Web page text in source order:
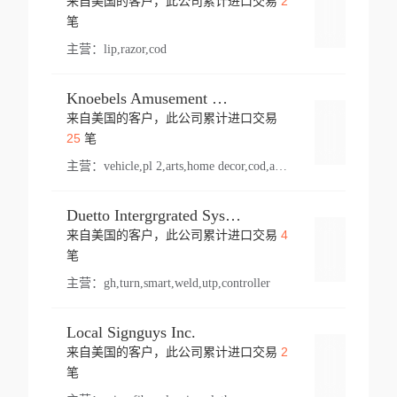
笔
主营： lip,razor,cod
Knoebels Amusement Resort
来自美国的客户，此公司累计进口交易
25笔
主营： vehicle,pl 2,arts,home decor,cod,amusement ride,sea
Duetto Intergrgrated Systems Inc.
来自美国的客户，此公司累计进口交易 4
笔
主营： gh,turn,smart,weld,utp,controller
Local Signguys Inc.
来自美国的客户，此公司累计进口交易 2
笔